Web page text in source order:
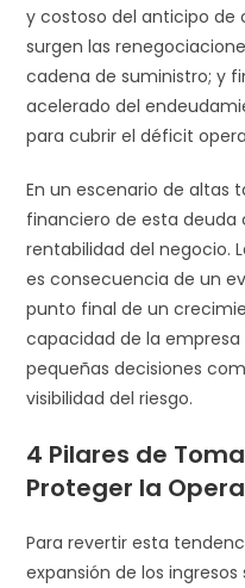
y costoso del anticipo de
surgen las
cadena de suministro; y
acelerado del
para cubrir el déficit
En un escenario de altas
financiero de esta
rentabilidad del negocio.
es consecuencia de un
punto final de un
capacidad de la
pequeñas decisiones
visibilidad del riesgo.
4 Pilares de
Proteger la
Para revertir esta
expansión de los